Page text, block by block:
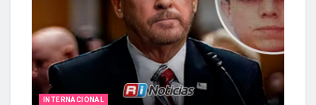
INTERNACIONAL